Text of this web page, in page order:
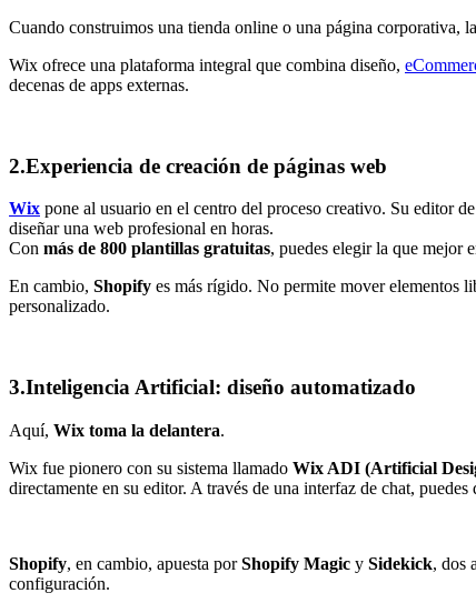
Cuando construimos una tienda online o una página corporativa,
Wix ofrece una plataforma integral que combina diseño,
decenas de apps externas.
2.Experiencia de creación de páginas web
Wix pone al usuario en el centro del proceso creativo. Su editor
diseñar una web profesional en horas.
Con más de 800 plantillas gratuitas, puedes elegir la que mejor
En cambio, Shopify es más rígido. No permite mover elementos
personalizado.
3.Inteligencia Artificial: diseño automatizado
Aquí, Wix toma la delantera.
Wix fue pionero con su sistema llamado Wix ADI (Artificial
directamente en su editor. A través de una interfaz de chat,
Shopify, en cambio, apuesta porShopify Magic y Sidekick, dos
configuración.